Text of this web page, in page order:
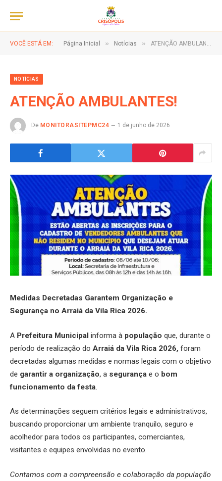
VOCÊ ESTÁ EM: Página Inicial » Notícias » ATENÇÃO AMBULANTES!
NOTÍCIAS
ATENÇÃO AMBULANTES!
De MONITORASITEPMC24 1 de junho de 2026
Medidas Decretadas Garantem Organização e
Segurança no Arraiá da Vila Rica 2026.
A Prefeitura Municipal informa à população que, durante o
período de realização do Arraiá da Vila Rica 2026, foram
decretadas algumas medidas e normas legais com o objetivo
de garantir a organização, a segurança e o bom
funcionamento da festa.
As determinações seguem critérios legais e administrativos,
buscando proporcionar um ambiente tranquilo, seguro e
acolhedor para todos os participantes, comerciantes,
visitantes e equipes envolvidas no evento.
Contamos com a compreensão e colaboração da população